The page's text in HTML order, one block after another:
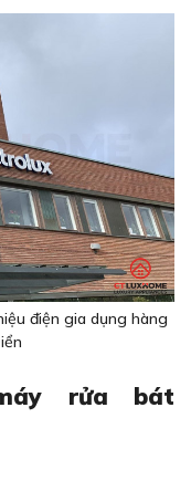
điện gia dụng hàng
rửa bát